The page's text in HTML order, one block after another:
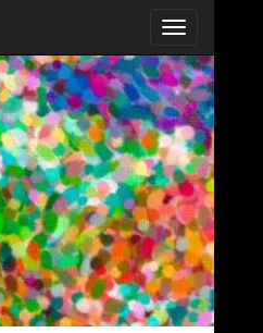
Toggle
navigation